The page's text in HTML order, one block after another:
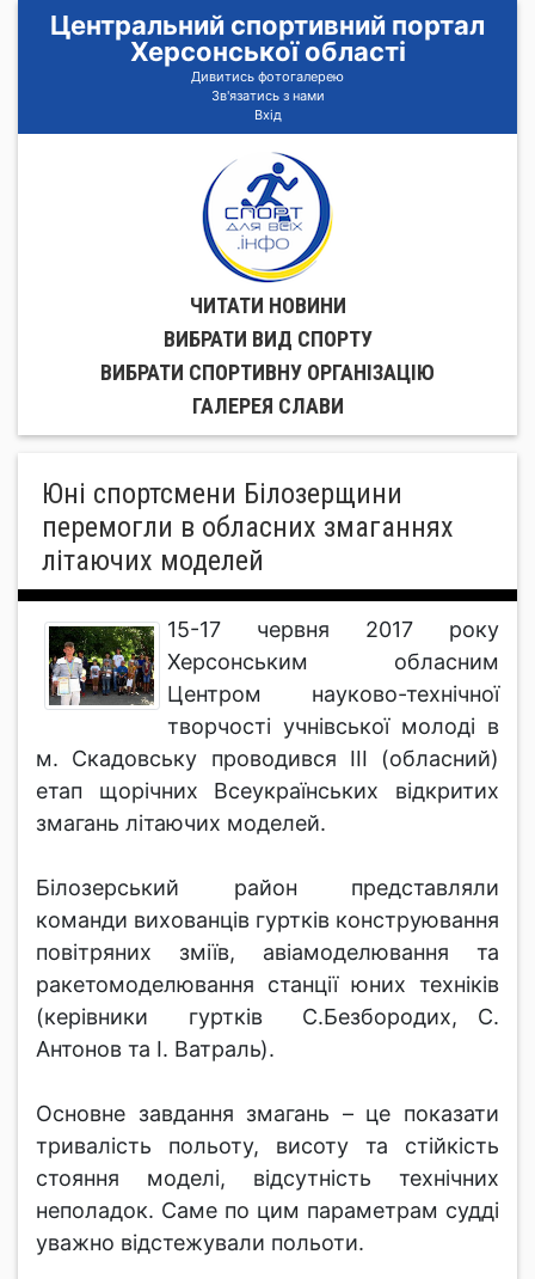
Центральний спортивний портал
Херсонської області
Дивитись фотогалерею
Зв'язатись з нами
Вхід
ЧИТАТИ НОВИНИ
ВИБРАТИ ВИД СПОРТУ
ВИБРАТИ СПОРТИВНУ ОРГАНIЗАЦIЮ
ГАЛЕРЕЯ СЛАВИ
Юні спортсмени Білозерщини
перемогли в обласних змаганнях
літаючих моделей
15-17 червня 2017 року
Херсонським обласним
Центром науково-технічної
творчості учнівської молоді в
м. Скадовську проводився ІІІ (обласний)
етап щорічних Всеукраїнських відкритих
змагань літаючих моделей.
Білозерський район представляли
команди вихованців гуртків конструювання
повітряних зміїв, авіамоделювання та
ракетомоделювання станції юних техніків
(керівники гуртків С.Безбородих, С.
Антонов та І. Ватраль).
Основне завдання змагань – це показати
тривалість польоту, висоту та стійкість
стояння моделі, відсутність технічних
неполадок. Саме по цим параметрам судді
уважно відстежували польоти.